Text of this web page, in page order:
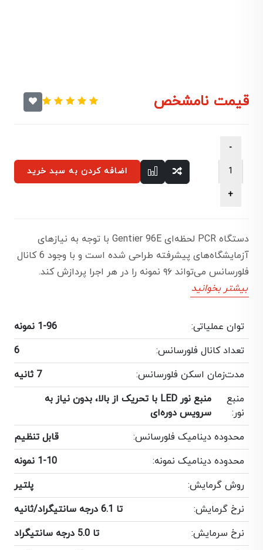
قیمت نامشخص
اضافه کردن به سبد خرید
دستگاه PCR لحظه‌ای Gentier 96E با توجه به نیازهای
آزمایشگاه‌های پیشرفته طراحی شده است و با وجود 6 کانال
فلورسانس می‌تواند ۹۶ نمونه را در هر اجرا پردازش کند.
بیشتر بخوانید
توان عملیاتی:
1-96 نمونه
تعداد کانال فلورسانس:
6
مدت‌زمان اسکن فلورسانس:
7 ثانیه
منبع
نور:
منبع نور LED با تحریک از بالا، بدون نیاز به
سرویس دوره‌ای
محدوده دینامیک فلورسانس:
قابل تنظیم
محدوده دینامیک نمونه:
1-10 نمونه
روش گرمایش:
پلتیر
نرخ گرمایش:
تا 6.1 درجه سانتیگراد/ثانیه
نرخ سرمایش:
تا 5.0 درجه سانتیگراد